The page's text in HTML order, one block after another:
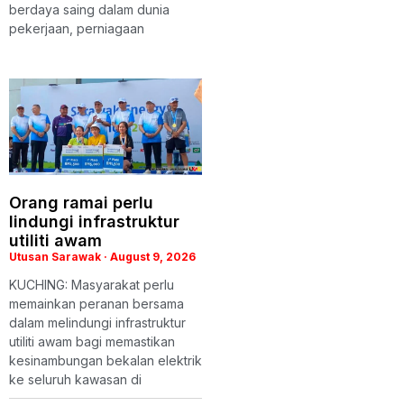
berdaya saing dalam dunia
pekerjaan, perniagaan
Orang ramai perlu
lindungi infrastruktur
utiliti awam
Utusan Sarawak August 9, 2026
KUCHING: Masyarakat perlu
memainkan peranan bersama
dalam melindungi infrastruktur
utiliti awam bagi memastikan
kesinambungan bekalan elektrik
ke seluruh kawasan di